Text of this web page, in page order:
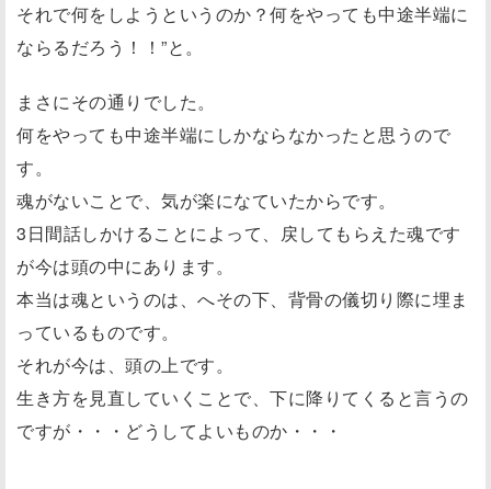
それで何をしようというのか？何をやっても中途半端に
ならるだろう！！”と。
まさにその通りでした。
何をやっても中途半端にしかならなかったと思うので
す。
魂がないことで、気が楽になていたからです。
3日間話しかけることによって、戻してもらえた魂です
が今は頭の中にあります。
本当は魂というのは、へその下、背骨の儀切り際に埋ま
っているものです。
それが今は、頭の上です。
生き方を見直していくことで、下に降りてくると言うの
ですが・・・どうしてよいものか・・・